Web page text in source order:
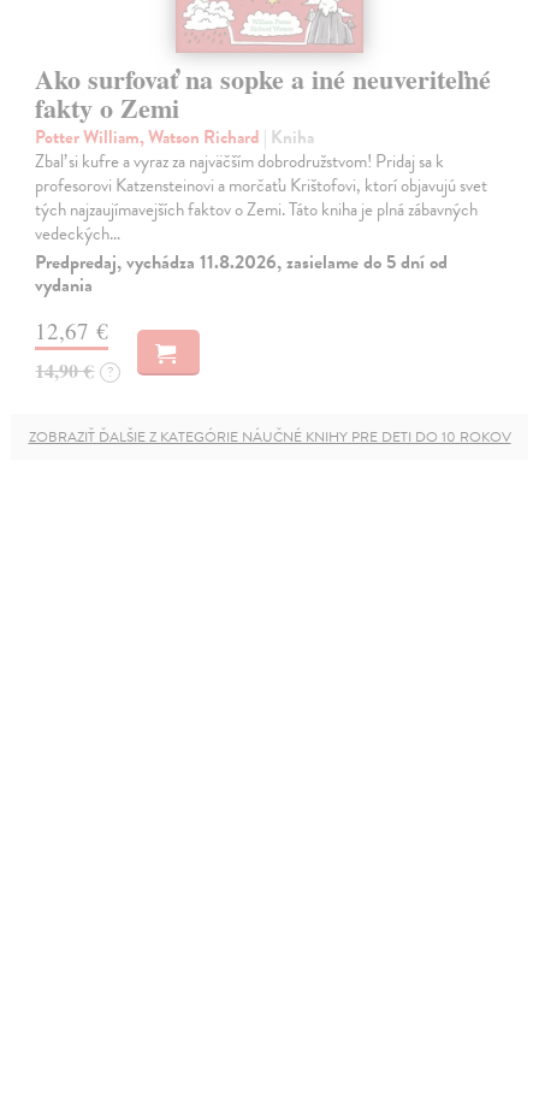
Ako surfovať na sopke a iné neuveriteľné
fakty o Zemi
Potter William, Watson Richard | Kniha
Zbaľ si kufre a vyraz za najväčším dobrodružstvom! Pridaj sa k
profesorovi Katzensteinovi a morčaťu Krištofovi, ktorí objavujú svet
tých najzaujímavejších faktov o Zemi. Táto kniha je plná zábavných
vedeckých…
Predpredaj, vychádza 11.8.2026, zasielame do 5 dní od
vydania
12,67 €
14,90 € ?
ZOBRAZIŤ ĎALŠIE Z KATEGÓRIE NÁUČNÉ KNIHY PRE DETI DO 10 ROKOV